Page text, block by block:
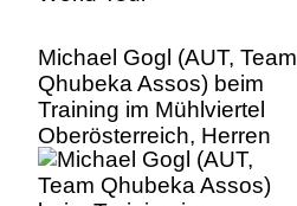
Michael Gogl (AUT, Team
Qhubeka Assos) beim
Training im Mühlviertel
Oberösterreich, Herren
Radsport, UCI World Tour